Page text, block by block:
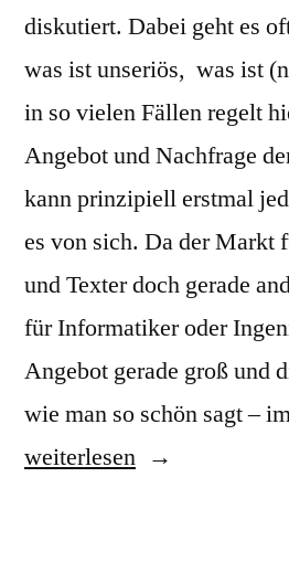
diskutiert. Dabei geht es
was ist unseriös, was ist
in so vielen Fällen regelt
Angebot und Nachfrage
kann prinzipiell erstmal
es von sich. Da der Markt
und Texter doch gerade
für Informatiker oder
Angebot gerade groß und
wie man so schön sagt –
weiterlesen